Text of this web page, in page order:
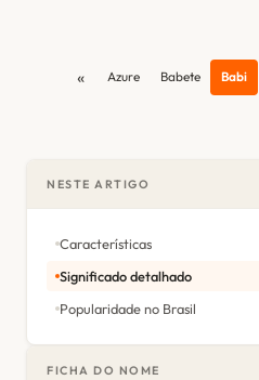
« Azure Babete Babi
NESTE ARTIGO
Características
Significado detalhado
Popularidade no Brasil
FICHA DO NOME